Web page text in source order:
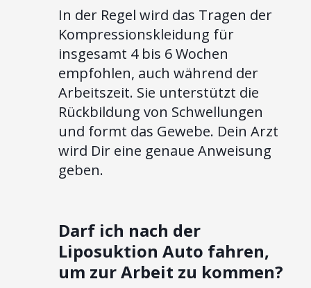
In der Regel wird das Tragen der
Kompressionskleidung für
insgesamt 4 bis 6 Wochen
empfohlen, auch während der
Arbeitszeit. Sie unterstützt die
Rückbildung von Schwellungen
und formt das Gewebe. Dein Arzt
wird Dir eine genaue Anweisung
geben.
Darf ich nach der
Liposuktion Auto fahren,
um zur Arbeit zu kommen?